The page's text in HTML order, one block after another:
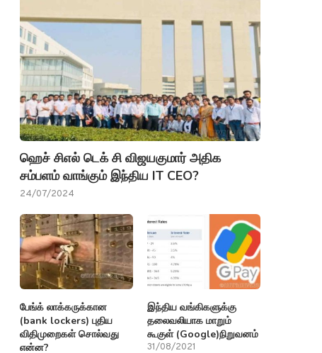
ஹெச் சிஎல் டெக் சி விஜயகுமார் அதிக
சம்பளம் வாங்கும் இந்திய IT CEO?
24/07/2024
பேங்க் லாக்கருக்கான
(bank lockers) புதிய
விதிமுறைகள் சொல்வது
என்ன?
இந்திய வங்கிகளுக்கு
தலைவலியாக மாறும்
கூகுள் (Google)நிறுவனம்
31/08/2021